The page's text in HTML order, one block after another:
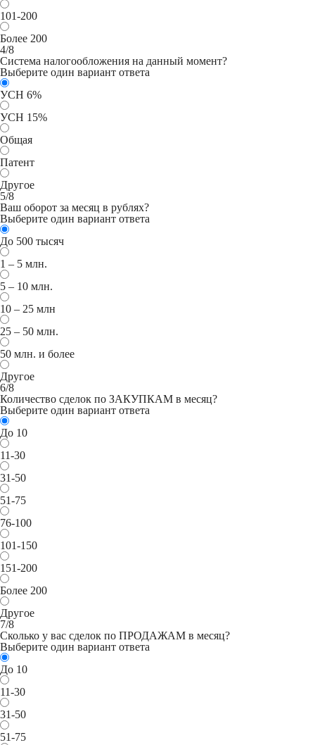
101-200
Более 200
4/8
Система налогообложения на данный момент?
Выберите один вариант ответа
УСН 6%
УСН 15%
Общая
Патент
Другое
5/8
Ваш оборот за месяц в рублях?
Выберите один вариант ответа
До 500 тысяч
1 – 5 млн.
5 – 10 млн.
10 – 25 млн
25 – 50 млн.
50 млн. и более
Другое
6/8
Количество сделок по ЗАКУПКАМ в месяц?
Выберите один вариант ответа
До 10
11-30
31-50
51-75
76-100
101-150
151-200
Более 200
Другое
7/8
Сколько у вас сделок по ПРОДАЖАМ в месяц?
Выберите один вариант ответа
До 10
11-30
31-50
51-75